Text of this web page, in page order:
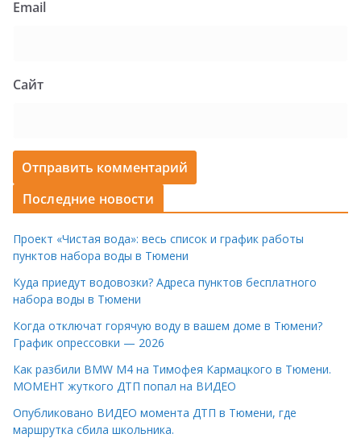
Email
Сайт
Последние новости
Проект «Чистая вода»: весь список и график работы
пунктов набора воды в Тюмени
Куда приедут водовозки? Адреса пунктов бесплатного
набора воды в Тюмени
Когда отключат горячую воду в вашем доме в Тюмени?
График опрессовки — 2026
Как разбили BMW M4 на Тимофея Кармацкого в Тюмени.
МОМЕНТ жуткого ДТП попал на ВИДЕО
Опубликовано ВИДЕО момента ДТП в Тюмени, где
маршрутка сбила школьника.